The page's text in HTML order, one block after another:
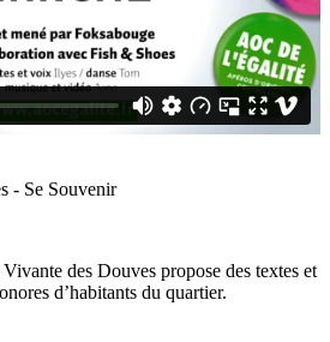
- Se Souvenir
des Douves propose des textes et
d’habitants du quartier.